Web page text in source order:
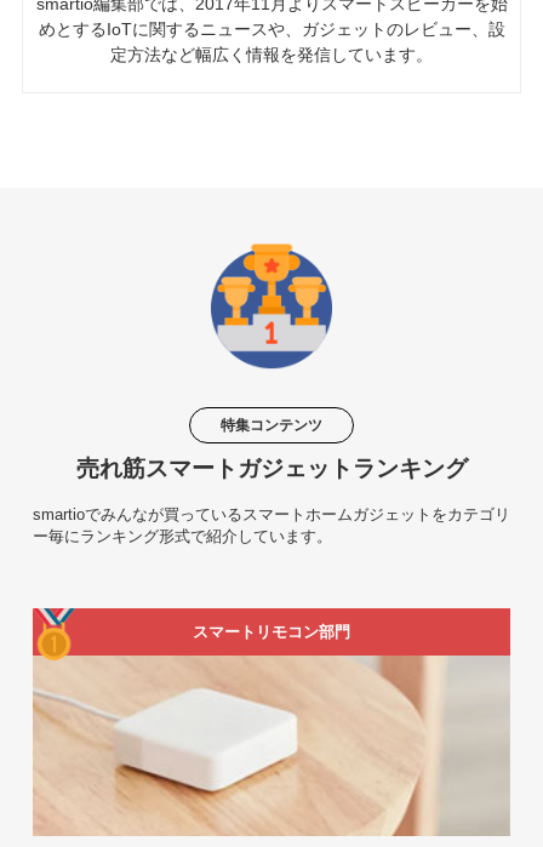
めとするIoTに関するニュースや、ガジェットのレビュー、設
定方法など幅広く情報を発信しています。
特集コンテンツ
売れ筋スマートガジェットランキング
smartioでみんなが買っているスマートホームガジェットをカテゴリ
ー毎にランキング形式で紹介しています。
スマートリモコン部門